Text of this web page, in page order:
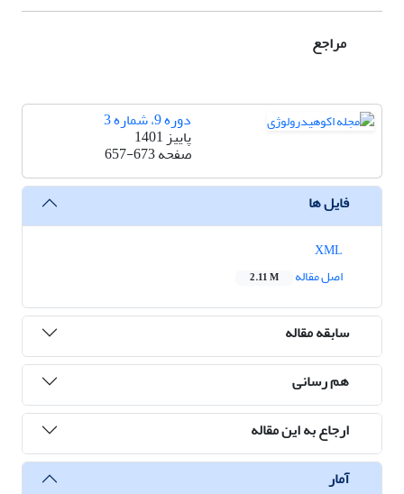
مراجع
دوره 9، شماره 3
پاییز 1401
صفحه657-673
فایل ها
اصل مقاله
2.11 M
سابقه مقاله
هم رسانی
ارجاع به این مقاله
آمار